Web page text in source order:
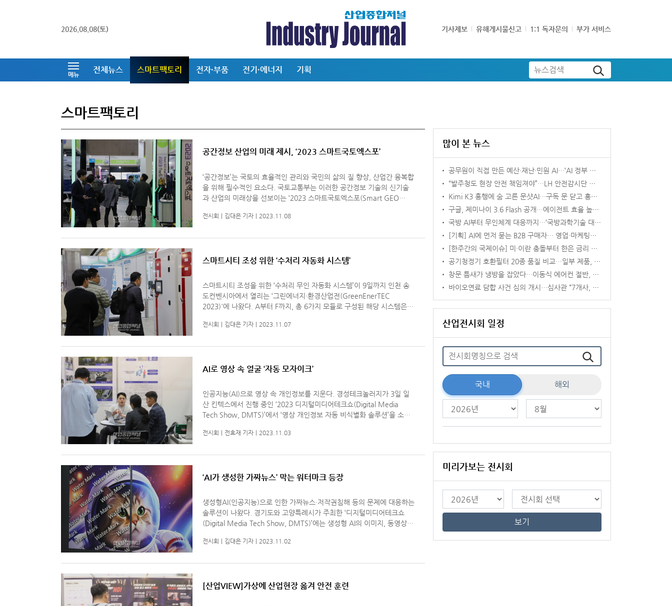
2026.08.08(토) 기사제보 유해게시물신고 1:1 독자문의 부가 서비스
메뉴 전체뉴스 스마트팩토리 전자·부품 전기·에너지 기획 뉴스검색
스마트팩토리
공간정보 산업의 미래 제시, ‘2023 스마트국토엑스포’
‘공간정보’는 국토의 효율적인 관리와 국민의 삶의 질 향상, 산업간 융복합
을 위해 필수적인 요소다. 국토교통부는 이러한 공간정보 기술의 신기술
과 산업의 미래상을 선보이는 ‘2023 스마트국토엑스포(Smart GEO
다.
전시회 김대은 기자 2023.11.08
스마트시티 조성 위한 ‘수처리 자동화 시스템’
스마트시티 조성을 위한 ‘수처리 무인 자동화 시스템’이 9일까지 인천 송
도컨벤시아에서 열리는 ‘그린에너지·환경산업전(GreenEnerTEC
2023)'에 나왔다. A부터 F까지, 총 6가지 모듈로 구성된 해당 시스템은
모듈은 1
전시회 김대은 기자 2023.11.07
AI로 영상 속 얼굴 ‘자동 모자이크’
인공지능(AI)으로 영상 속 개인정보를 지운다. 경성테크놀러지가 3일 일
산 킨텍스에서 진행 중인 ‘2023 디지털미디어테크쇼(Digital Media
Tech Show, DMTS)’에서 ‘영상 개인정보 자동 비식별화 솔루션’을 소개
로 모자이
전시회 전효재 기자 2023.11.03
‘AI가 생성한 가짜뉴스’ 막는 워터마크 등장
생성형AI(인공지능)으로 인한 가짜뉴스·저작권침해 등의 문제에 대응하는
솔루션이 나왔다. 경기도와 고양특례시가 주최한 ‘디지털미디어테크쇼
(Digital Media Tech Show, DMTS)’에는 생성형 AI의 이미지, 동영상
텐츠를
전시회 김대은 기자 2023.11.02
[산업VIEW]가상에 산업현장 옮겨 안전 훈련
많이 본 뉴스
공무원이 직접 만든 예산·재난·민원 AI…‘AI 정부 실험실’ 첫 성과
“발주청도 현장 안전 책임져야”…LH 안전감시단 법제화 논의 본격화
Kimi K3 흥행에 숨 고른 문샷AI…구독 문 닫고 홍콩 상장 준비 속도
구글, 제미나이 3.6 Flash 공개…에이전트 효율 높였다
국방 AI부터 무인체계 대응까지…‘국방과학기술 대제전’ 개막
[기획] AI에 먼저 묻는 B2B 구매자… 영업·마케팅도 ‘카탈로그’에서 ‘AEO’로
[한주간의 국제이슈] 미·이란 충돌부터 한은 금리 인상까지, 이번 주 글로벌 변수 총집합
공기청정기 호환필터 20종 품질 비교…일부 제품, 정품 대비 제거성능 떨어져
창문 틈새가 냉방을 잡았다…이동식 에어컨 절반, 기본 구성으론 ‘버거운 24도’
바이오연료 담합 사건 심의 개시…심사관 “7개사, 11년간 입찰·물량 배분”
산업전시회 일정
국내 해외
미리가보는 전시회
보기